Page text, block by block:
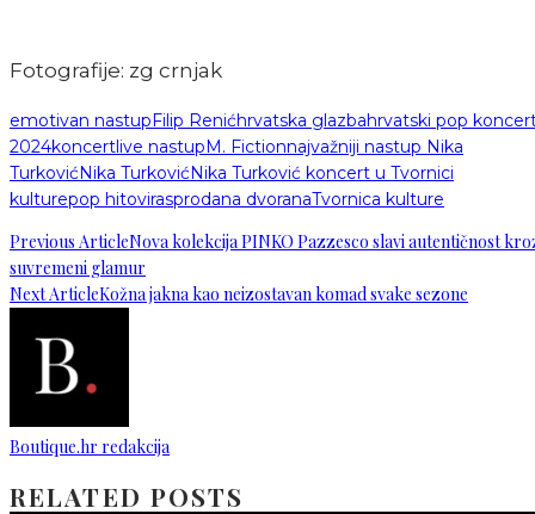
Fotografije: zg crnjak
emotivan nastupFilip Renićhrvatska glazbahrvatski pop
2024koncertlive nastupM. Fictionnajvažniji nastup Nika
TurkovićNika TurkovićNika Turković koncert u Tvornici
kulturepop hitovirasprodana dvoranaTvornica kulture
Previous ArticleNova kolekcija PINKO Pazzesco slavi autentičnost
suvremeni glamur
Next ArticleKožna jakna kao neizostavan komad svake sezone
Boutique.hr redakcija
RELATED POSTS